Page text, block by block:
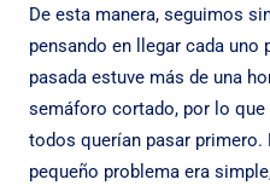
De esta manera, seguimos
pensando en llegar cada uno
pasada estuve más de una
semáforo cortado, por lo que
todos querían pasar
pequeño problema era